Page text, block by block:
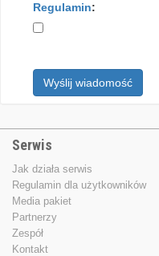
Regulamin:
Wyślij wiadomość
Serwis
Jak działa serwis
Regulamin dla użytkowników
Media pakiet
Partnerzy
Zespół
Kontakt